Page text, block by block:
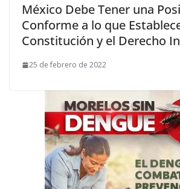
México Debe Tener una
Conforme a lo que
Constitución y el Derecho
25 de febrero de 2022